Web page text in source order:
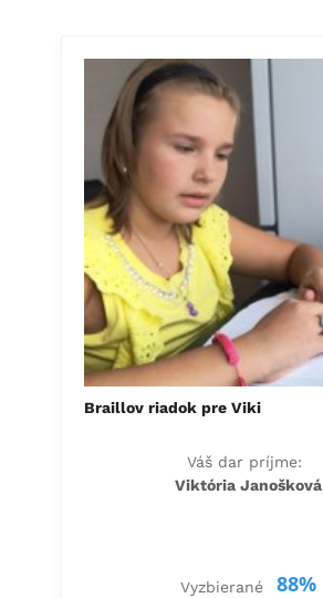
Braillov riadok pre Viki
Váš dar príjme:
Viktória Janošková
Vyzbierané 88%